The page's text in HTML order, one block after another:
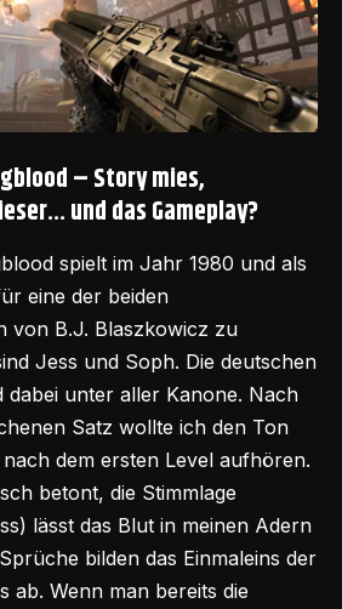
– Story mies,
und das Gameplay?
spielt im Jahr 1980 und als
eine der beiden
von B.J. Blaszkowicz zu
Jess und Soph. Die deutschen
dabei unter aller Kanone. Nach
Satz wollte ich den Ton
dem ersten Level aufhören.
betont, die Stimmlage
lässt das Blut in meinen Adern
bilden das Einmaleins der
ab. Wenn man bereits die